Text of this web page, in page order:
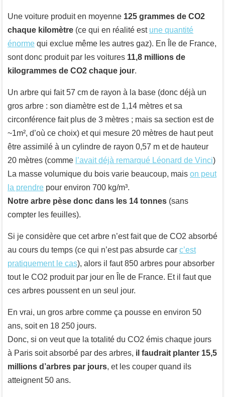
Une voiture produit en moyenne 125 grammes de CO2
chaque kilomètre (ce qui en réalité est une quantité
énorme qui exclue même les autres gaz). En Île de France,
sont donc produit par les voitures 11,8 millions de
kilogrammes de CO2 chaque jour.
Un arbre qui fait 57 cm de rayon à la base (donc déjà un
gros arbre : son diamètre est de 1,14 mètres et sa
circonférence fait plus de 3 mètres ; mais sa section est de
~1m², d’où ce choix) et qui mesure 20 mètres de haut peut
être assimilé à un cylindre de rayon 0,57 m et de hauteur
20 mètres (comme l’avait déjà remarqué Léonard de Vinci)
La masse volumique du bois varie beaucoup, mais on peut
la prendre pour environ 700 kg/m³.
Notre arbre pèse donc dans les 14 tonnes (sans
compter les feuilles).
Si je considère que cet arbre n’est fait que de CO2 absorbé
au cours du temps (ce qui n’est pas absurde car c’est
pratiquement le cas), alors il faut 850 arbres pour absorber
tout le CO2 produit par jour en Île de France. Et il faut que
ces arbres poussent en un seul jour.
En vrai, un gros arbre comme ça pousse en environ 50
ans, soit en 18 250 jours.
Donc, si on veut que la totalité du CO2 émis chaque jours
à Paris soit absorbé par des arbres, il faudrait planter 15,5
millions d’arbres par jours, et les couper quand ils
atteignent 50 ans.